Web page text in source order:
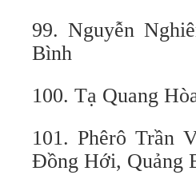
99. Nguyễn
Bình
100. Tạ Quang
101. Phêrô Trần
Đồng Hới, Quảng